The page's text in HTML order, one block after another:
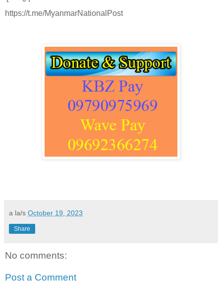
https://t.me/MyanmarNationalPost
a la/s October 19, 2023
Share
No comments:
Post a Comment